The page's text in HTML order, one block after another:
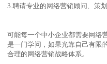
3.聘请专业的网络营销顾问、策
可能每一个中小企业都需要网络
是一门学问，如果光靠自己有限
合理的网络营销战略体系。